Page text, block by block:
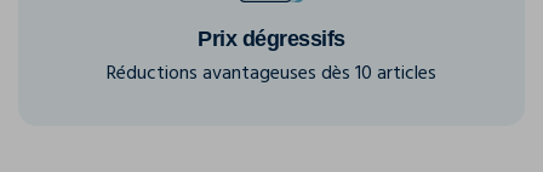
Prix dégressifs
Réductions avantageuses dès 10 articles